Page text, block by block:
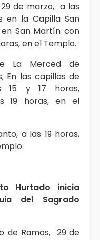
de marzo, a las
en la Capilla San
en San Martín con
en el Templo.
La Merced de
En las capillas de
15 y 17 horas,
19 horas, en el
a las 19 horas,
Hurtado inicia
del Sagrado
de Ramos, 29 de